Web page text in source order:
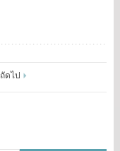
ถัดไป